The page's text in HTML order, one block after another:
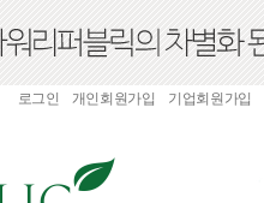
로그인 개인회원가입 기업회원가입